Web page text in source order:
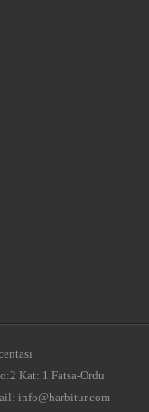
Kat: 1 Fatsa-Ordu
info@harbitur.com